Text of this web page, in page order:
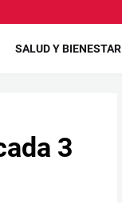
SALUD Y BIENESTAR
3